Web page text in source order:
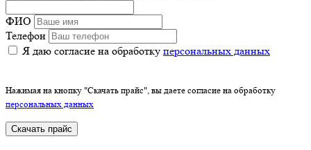
ФИО
Телефон
Я даю согласие на обработку персональных данных
Нажимая на кнопку "Скачать прайс", вы даете согласие на обработку
персональных данных
Скачать прайс